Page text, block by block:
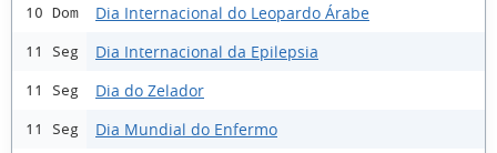
10 Dom Dia Internacional do Leopardo Árabe
11 Seg Dia Internacional da Epilepsia
11 Seg Dia do Zelador
11 Seg Dia Mundial do Enfermo